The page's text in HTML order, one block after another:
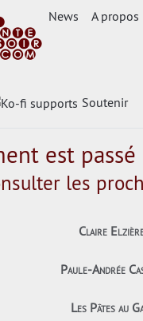
News A propos
Soutenir
est passé
les
Claire
Paule-Andrée
Les Pâtes au